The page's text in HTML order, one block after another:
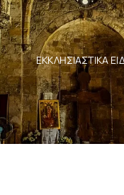
ΕΚΚΛΗΣΙΑΣΤΙΚΆ